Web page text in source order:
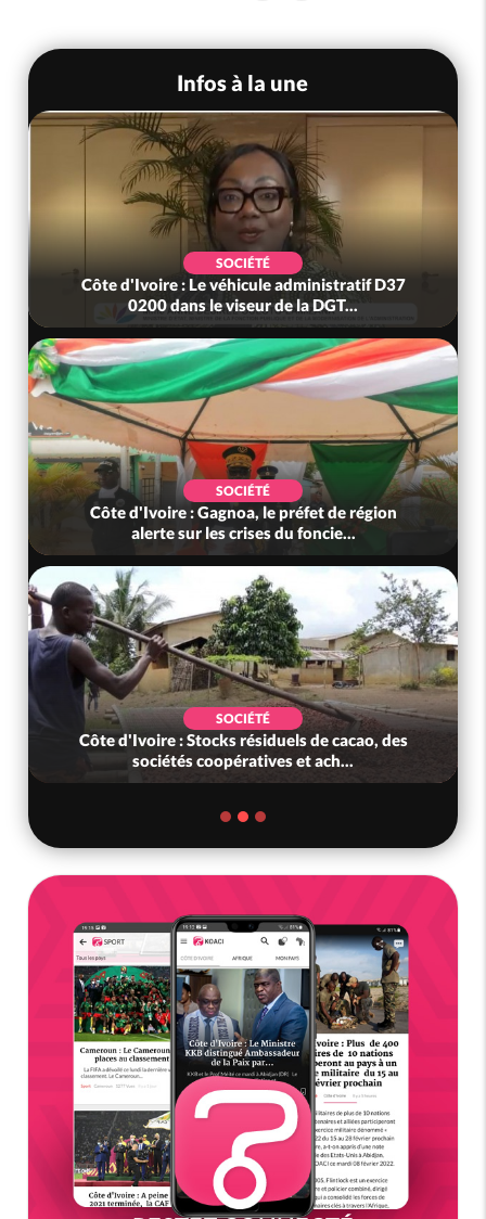
Infos à la une
SOCIÉTÉ
Côte d'Ivoire : Le véhicule administratif D37
0200 dans le viseur de la DGT...
SOCIÉTÉ
Côte d'Ivoire : Gagnoa, le préfet de région
alerte sur les crises du foncie...
SOCIÉTÉ
Côte d'Ivoire : Stocks résiduels de cacao, des
sociétés coopératives et ach...